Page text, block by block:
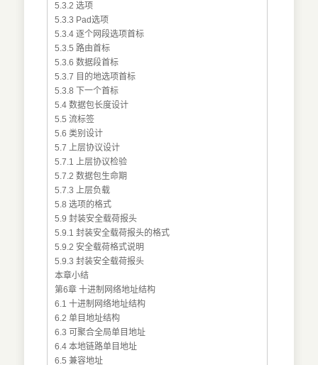
5.3.2 选项
5.3.3 Pad选项
5.3.4 逐个网段选项首标
5.3.5 路由首标
5.3.6 数据段首标
5.3.7 目的地选项首标
5.3.8 下一个首标
5.4 数据包长度设计
5.5 流标签
5.6 类别设计
5.7 上层协议设计
5.7.1 上层协议检验
5.7.2 数据包生命期
5.7.3 上层负载
5.8 选项的格式
5.9 封装安全载荷报头
5.9.1 封装安全载荷报头的格式
5.9.2 安全载荷格式说明
5.9.3 封装安全载荷报头
本章小结
第6章 十进制网络地址结构
6.1 十进制网络地址结构
6.2 单目地址结构
6.3 可聚合全局单目地址
6.4 本地链路单目地址
6.5 兼容地址